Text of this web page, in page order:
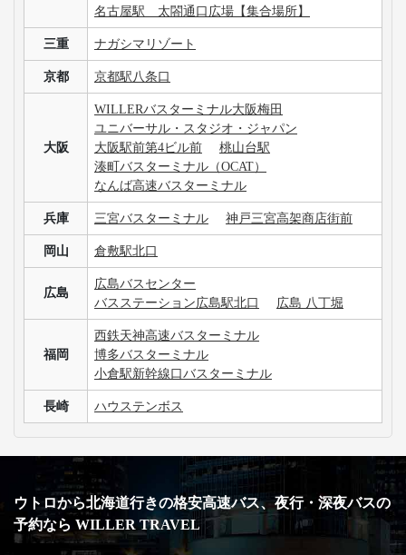
名古屋駅 太閤通口広場【集合場所】
三重 ナガシマリゾート
京都 京都駅八条口
大阪
WILLERバスターミナル大阪梅田
ユニバーサル・スタジオ・ジャパン
大阪駅前第4ビル前
桃山台駅
湊町バスターミナル（OCAT）
なんば高速バスターミナル
兵庫 三宮バスターミナル 神戸三宮高架商店街前
岡山 倉敷駅北口
広島
広島バスセンター
バスステーション広島駅北口
広島 八丁堀
福岡
西鉄天神高速バスターミナル
博多バスターミナル
小倉駅新幹線口バスターミナル
長崎 ハウステンボス
ウトロから北海道行きの格安高速バス、夜行・深夜バスの
予約なら WILLER TRAVEL